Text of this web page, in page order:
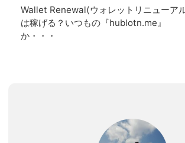
Wallet Renewal(ウォレットリニューア
は稼げる？いつもの『hublotn.me』
か・・・